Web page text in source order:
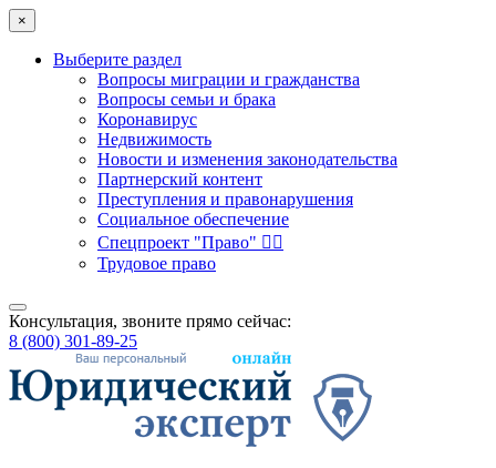
×
Выберите раздел
Вопросы миграции и гражданства
Вопросы семьи и брака
Коронавирус
Недвижимость
Новости и изменения законодательства
Партнерский контент
Преступления и правонарушения
Социальное обеспечение
Спецпроект "Право" 👮‍♂️
Трудовое право
Консультация, звоните прямо сейчас:
8 (800) 301-89-25